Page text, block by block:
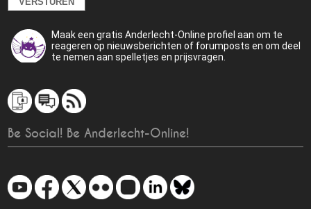
Maak een gratis Anderlecht-Online profiel aan om te
reageren op nieuwsberichten of forumposts en om deel
te nemen aan spelletjes en prijsvragen.
Be Social! Be Anderlecht-Online!